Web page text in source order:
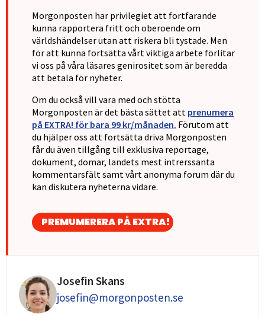
Morgonposten har privilegiet att fortfarande
kunna rapportera fritt och oberoende om
världshändelser utan att riskera bli tystade. Men
för att kunna fortsätta vårt viktiga arbete förlitar
vi oss på våra läsares genirositet som är beredda
att betala för nyheter.
Om du också vill vara med och stötta
Morgonposten är det bästa sättet att prenumera
på EXTRA! för bara 99 kr/månaden. Förutom att
du hjälper oss att fortsätta driva Morgonposten
får du även tillgång till exklusiva reportage,
dokument, domar, landets mest intrerssanta
kommentarsfält samt vårt anonyma forum där du
kan diskutera nyheterna vidare.
PREMUMERERA PÅ EXTRA!
Josefin Skans
josefin@morgonposten.se